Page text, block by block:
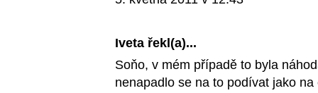
Iveta řekl(a)...
Soňo, v mém případě to byla
nenapadlo se na to podívat jako